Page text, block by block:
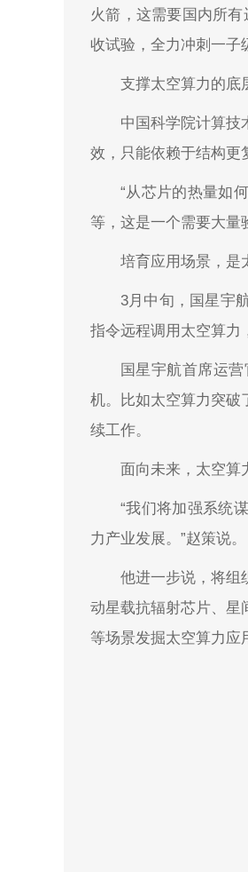
火箭，这需要国内所
收试验，全力冲刺一子
支撑太空算力的底
中国科学院计算技
效，只能依赖于结构更
“从芯片的热量如
等，这是一个需要大量
培育应用场景，是
3月中旬，国星宇
指令远程调用太空算力
国星宇航首席运
机。比如太空算力突破
续工作。
面向未来，太空算
“我们将加强系统
力产业发展。”赵策说。
他进一步说，将组
动星载抗辐射芯片、星
等场景发掘太空算力应